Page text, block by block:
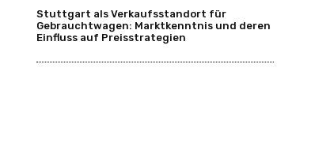
Stuttgart als Verkaufsstandort für
Gebrauchtwagen: Marktkenntnis und deren
Einfluss auf Preisstrategien